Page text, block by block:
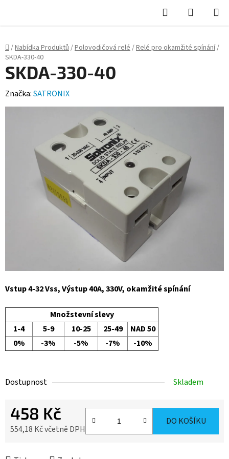
Hledat
KOŠÍK
Domů
/Nabídka Produktů /Polovodičová relé /Relé pro okamžité spínání/
SKDA-330-40
Vstup 4-32 Vss, Výstup 40A, 330V, okamžité spínání
Množstevní slevy
1-4
5-9 10-25 25-49
NAD 50
0%
-3% -5% -7% -10%
Dostupnost Skladem
458 Kč
554,18 Kč včetně DPH
DO KOŠÍKU
SKDA-330-40
Značka:SATRONIX